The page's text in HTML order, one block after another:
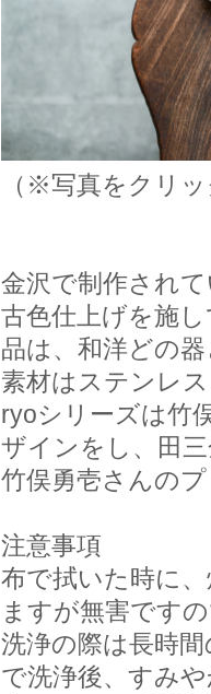
（※写真をクリ
金沢で制作され
古色仕上げを施
品は、和洋どの
素材はステンレ
ryoシリーズは竹
ザインをし、田
竹俣勇壱さんの
注意事項
布で拭いた時に
ますが無害です
洗浄の際は長時
で洗浄後、すみ